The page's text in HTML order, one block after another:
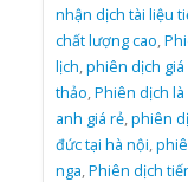
nhận dịch tài liệu
chất lượng cao,
lịch,phiên dịch giá
thảo,Phiên dịch là
anh giá rẻ,phiên
đức tại hà nội,
nga,Phiên dịch